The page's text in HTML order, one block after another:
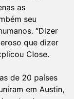
as
seu
“Dizer
que dizer
Close.
de 20 países
em Austin,